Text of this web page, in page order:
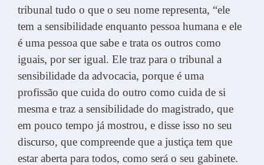
tribunal tudo o que o seu nome representa, “ele
tem a sensibilidade enquanto pessoa humana e ele
é uma pessoa que sabe e trata os outros como
iguais, por ser igual. Ele traz para o tribunal a
sensibilidade da advocacia, porque é uma
profissão que cuida do outro como cuida de si
mesma e traz a sensibilidade do magistrado, que
em pouco tempo já mostrou, e disse isso no seu
discurso, que compreende que a justiça tem que
estar aberta para todos, como será o seu gabinete.